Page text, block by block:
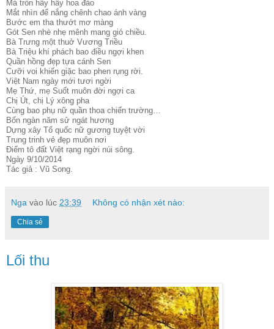
Má tròn hây hẩy hoa đào
Mắt nhìn để nắng chênh chao ánh vàng
Bước em tha thướt mơ màng
Gót Sen nhè nhẹ mênh mang gió chiều.
Bà Trưng một thuở Vương Triều
Bà Triệu khí phách bao điều ngợi khen
Quần hồng đẹp tựa cánh Sen
Cưỡi voi khiến giặc bao phen rụng rời.
Việt Nam ngày mới tươi ngời
Mẹ Thứ, mẹ Suốt muôn đời ngợi ca
Chị Út, chị Lý xông pha
Cùng bao phụ nữ quần thoa chiến trường…
Bốn ngàn năm sử ngát hương
Dựng xây Tổ quốc nữ gương tuyệt vời
Trung trinh vẻ đẹp muôn nơi
Điểm tô đất Việt rạng ngời núi sông.
Ngày 9/10/2014
Tác giả : Vũ Song.
Nga vào lúc 23:39 Không có nhận xét nào:
Chia sẻ
Lối thu